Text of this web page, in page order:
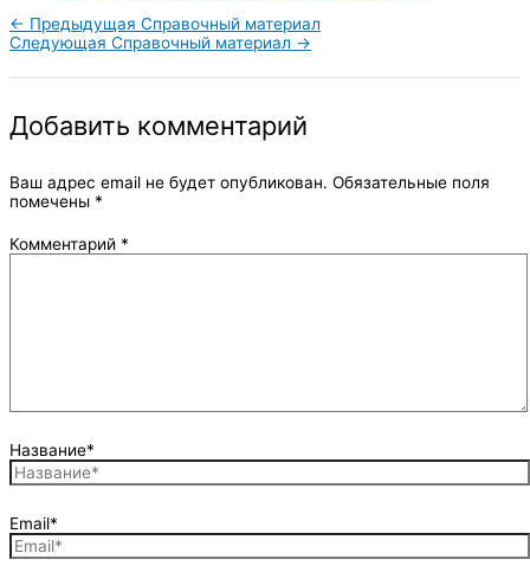
← Предыдущая Справочный материал
Следующая Справочный материал →
Добавить комментарий
Ваш адрес email не будет опубликован. Обязательные поля
помечены *
Комментарий *
Название*
Email*